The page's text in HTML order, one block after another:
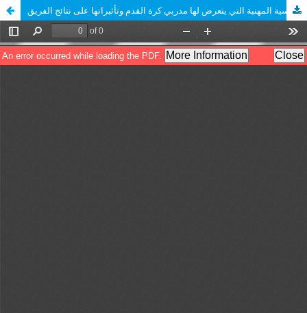
الضغوط النفسية المهنية التي يتعرض لها مدربي كرة القدم وتأثيراتها على نتائج الفريق